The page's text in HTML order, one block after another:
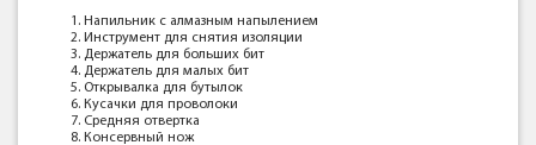
Напильник с алмазным напылением
Инструмент для снятия изоляции
Держатель для больших бит
Держатель для малых бит
Открывалка для бутылок
Кусачки для проволоки
Средняя отвертка
Консервный нож